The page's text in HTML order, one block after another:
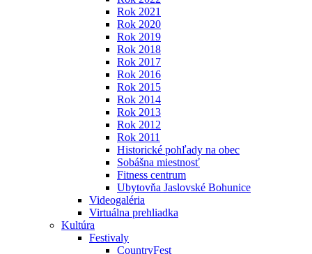
Rok 2021
Rok 2020
Rok 2019
Rok 2018
Rok 2017
Rok 2016
Rok 2015
Rok 2014
Rok 2013
Rok 2012
Rok 2011
Historické pohľady na obec
Sobášna miestnosť
Fitness centrum
Ubytovňa Jaslovské Bohunice
Videogaléria
Virtuálna prehliadka
Kultúra
Festivaly
CountryFest